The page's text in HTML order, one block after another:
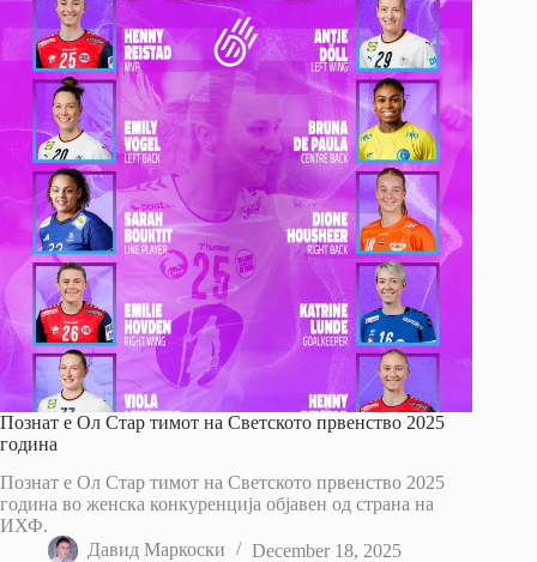
Познат е Ол Стар тимот на Светското првенство 2025
година
Познат е Ол Стар тимот на Светското првенство 2025
година во женска конкуренција објавен од страна на
ИХФ.
Давид Маркоски
December 18, 2025